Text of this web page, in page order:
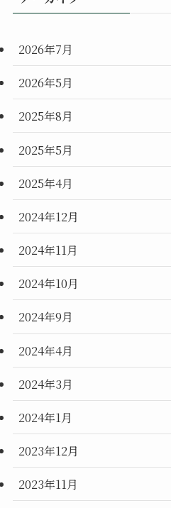
2026年7月
2026年5月
2025年8月
2025年5月
2025年4月
2024年12月
2024年11月
2024年10月
2024年9月
2024年4月
2024年3月
2024年1月
2023年12月
2023年11月